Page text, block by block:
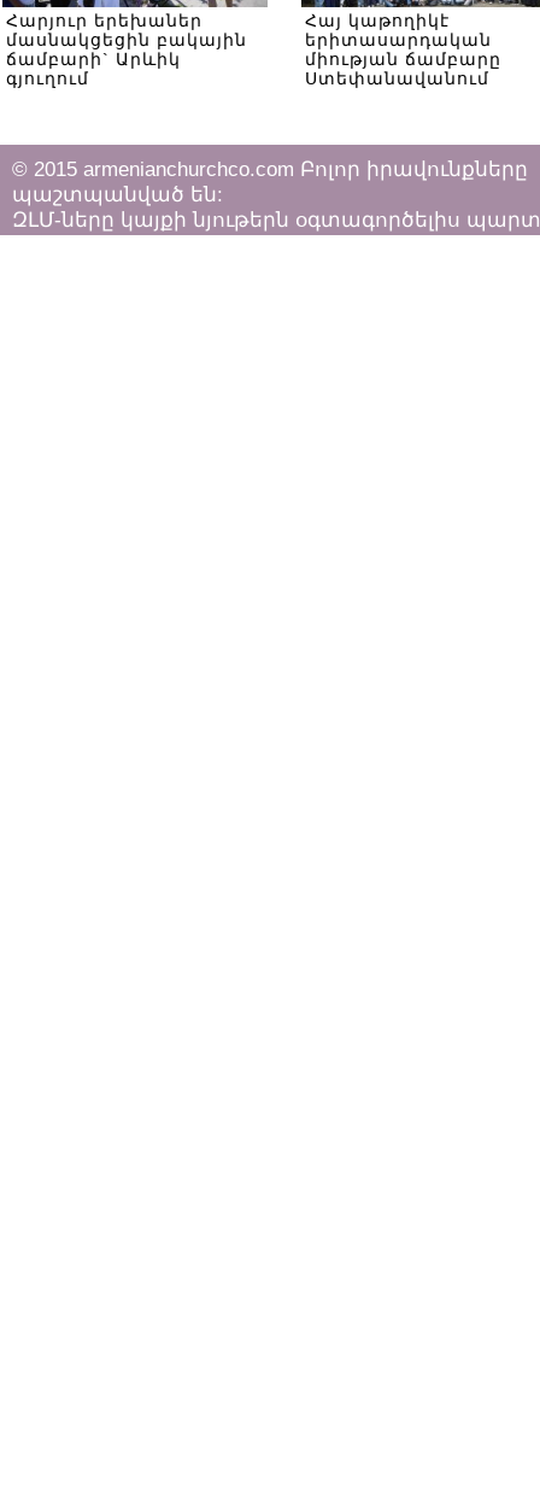
Հարյուր երեխաներ
մասնակցեցին բակային
ճամբարի` Արևիկ
գյուղում
Հայ կաթողիկէ
երիտասարդական
միության ճամբարը
Ստեփանավանում
© 2015 armenianchurchco.com Բոլոր իրավունքները
պաշտպանված են:
ԶԼՄ-ները կայքի նյութերն օգտագործելիս